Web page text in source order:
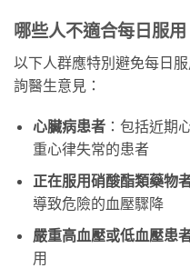
哪些人不適合每日服用
以下人群應特別避免每日
詢醫生意見：
心臟病患者：包括近期
重心律失常的患者
正在服用硝酸酯類藥物
導致危險的血壓驟降
嚴重高血壓或低血壓患
用